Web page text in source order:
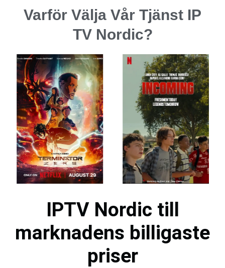
Varför Välja Vår Tjänst IP
TV Nordic?
IPTV Nordic till
marknadens billigaste
priser